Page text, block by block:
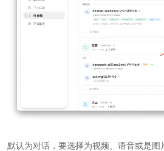
默认为对话，要选择为视频、语音或是